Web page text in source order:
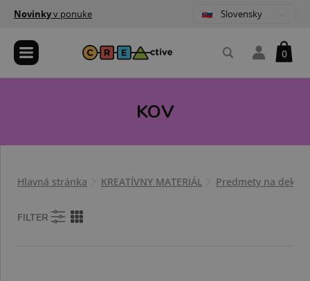
Novinkyv ponuke Slovensky
0
KOV
Hlavná stránka KREATÍVNY MATERIÁL Predmety na
FILTER